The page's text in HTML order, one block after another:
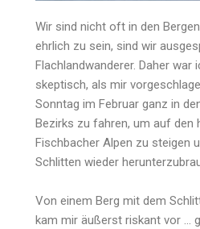
Wir sind nicht oft in den
ehrlich zu sein, sind wir
Flachlandwanderer. Daher war
skeptisch, als mir
Sonntag im Februar ganz in
Bezirks zu fahren, um auf den
Fischbacher Alpen zu steigen
Schlitten wieder
Von einem Berg mit dem
kam mir äußerst riskant vor …